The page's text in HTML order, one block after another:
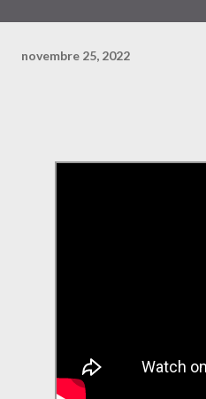
novembre 25, 2022